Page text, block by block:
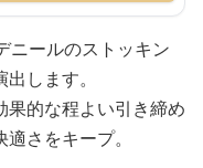
ニールのストッキン
します。
的な程よい引き締め
さをキープ。